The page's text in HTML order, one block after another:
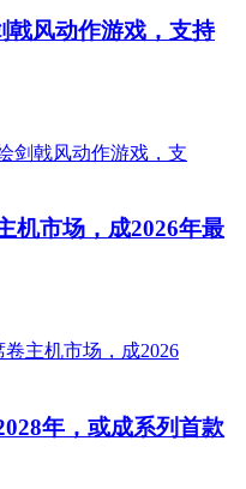
戟风动作游戏，支持
机市场，成2026年最
年，或成系列首款